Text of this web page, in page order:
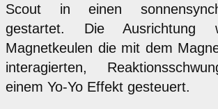
Scout in einen
gestartet. Die Ausrichtung
Magnetkeulen die mit dem
interagierten,
einem Yo-Yo Effekt gesteuert.